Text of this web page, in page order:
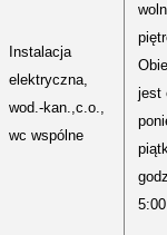
Instalacja
elektryczna,
wod.-kan.,c.o.,
wc wspólne
jest